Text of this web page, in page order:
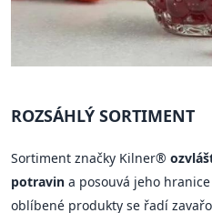
ROZSÁHLÝ SORTIMENT
Sortiment značky Kilner®
potravin a posouvá jeho
oblíbené produkty se řadí